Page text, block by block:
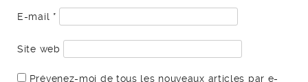
E-mail *
Site web
Prévenez-moi de tous les nouveaux articles par e-